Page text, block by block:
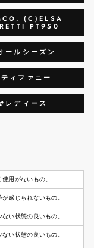
(C)ELSA
PT950
ールシーズン
ィファニー
#レディース
用がないもの。
感じられないもの。
い状態の良いもの。
い状態の良いもの。